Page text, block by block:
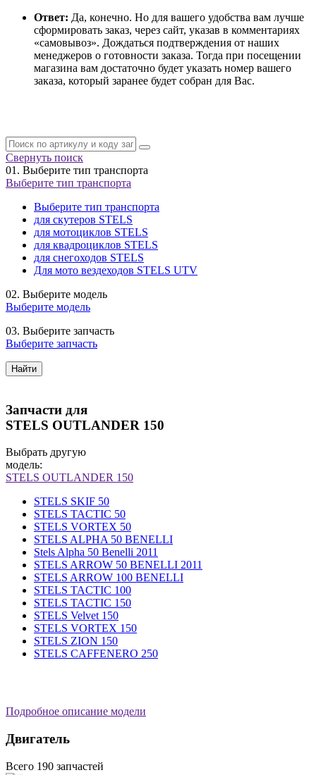
Ответ: Да, конечно. Но для вашего удобства вам лучше
сформировать заказ, через сайт, указав в комментариях
«самовывоз». Дождаться подтверждения от наших
менеджеров о готовности заказа. Тогда при посещении
магазина вам достаточно будет указать номер вашего
заказа, который заранее будет собран для Вас.
Свернуть поиск
01. Выберите тип транспорта
Выберите тип транспорта
Выберите тип транспорта
для скутеров STELS
для мотоциклов STELS
для квадроциклов STELS
для снегоходов STELS
Для мото вездеходов STELS UTV
02. Выберите модель
Выберите модель
03. Выберите запчасть
Выберите запчасть
Найти
Запчасти для
STELS OUTLANDER 150
Выбрать другую
модель:
STELS OUTLANDER 150
STELS SKIF 50
STELS TACTIC 50
STELS VORTEX 50
STELS ALPHA 50 BENELLI
Stels Alpha 50 Benelli 2011
STELS ARROW 50 BENELLI 2011
STELS ARROW 100 BENELLI
STELS TACTIC 100
STELS TACTIC 150
STELS Velvet 150
STELS VORTEX 150
STELS ZION 150
STELS CAFFENERO 250
Подробное описание модели
Двигатель
Всего 190 запчастей